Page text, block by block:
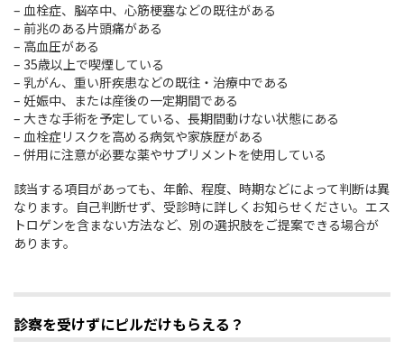
– 血栓症、脳卒中、心筋梗塞などの既往がある
– 前兆のある片頭痛がある
– 高血圧がある
– 35歳以上で喫煙している
– 乳がん、重い肝疾患などの既往・治療中である
– 妊娠中、または産後の一定期間である
– 大きな手術を予定している、長期間動けない状態にある
– 血栓症リスクを高める病気や家族歴がある
– 併用に注意が必要な薬やサプリメントを使用している
該当する項目があっても、年齢、程度、時期などによって判断は異
なります。自己判断せず、受診時に詳しくお知らせください。エス
トロゲンを含まない方法など、別の選択肢をご提案できる場合が
あります。
診察を受けずにピルだけもらえる？